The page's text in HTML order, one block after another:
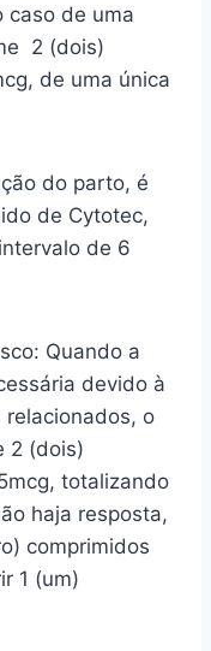
caso de uma
2 (dois)
de uma única
do parto, é
de Cytotec,
de 6
Quando a
devido à
o
2 (dois)
totalizando
haja resposta,
comprimidos
1 (um)